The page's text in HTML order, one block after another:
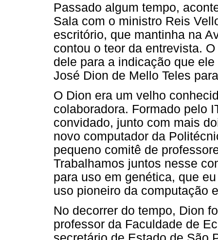
Passado algum tempo,
Sala com o ministro Reis
escritório, que mantinha na
contou o teor da entrevista.
dele para a indicação que
José Dion de Mello Teles
O Dion era um velho
colaboradora. Formado pelo
convidado, junto com mais
novo computador da
pequeno comitê de
Trabalhamos juntos nesse
para uso em genética, que
uso pioneiro da computação
No decorrer do tempo, Dion
professor da Faculdade de